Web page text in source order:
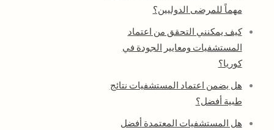
مهماً للمرضى الدوليين؟
كيف يمكنني التحقق من اعتماد
المستشفيات ومعايير الجودة في
كوريا؟
هل يضمن اعتماد المستشفيات نتائج
طبية أفضل؟
هل المستشفيات المعتمدة أفضل